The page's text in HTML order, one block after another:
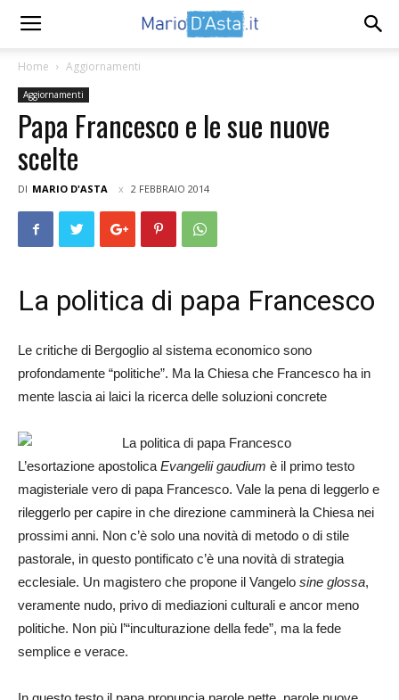
Home Aggiornamenti
Aggiornamenti
Papa Francesco e le sue nuove
scelte
DI MARIO D'ASTA 2 FEBBRAIO 2014
La politica di papa Francesco
Le critiche di Bergoglio al sistema economico sono
profondamente “politiche”. Ma la Chiesa che Francesco ha in
mente lascia ai laici la ricerca delle soluzioni concrete
L’esortazione apostolica Evangelii gaudium è il primo testo
magisteriale vero di papa Francesco. Vale la pena di leggerlo e
rileggerlo per capire in che direzione camminerà la Chiesa nei
prossimi anni. Non c’è solo una novità di metodo o di stile
pastorale, in questo pontificato c’è una novità di strategia
ecclesiale. Un magistero che propone il Vangelo sine glossa,
veramente nudo, privo di mediazioni culturali e ancor meno
politiche. Non più l’“inculturazione della fede”, ma la fede
semplice e verace.